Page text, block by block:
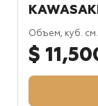
Объем, куб. см.
$